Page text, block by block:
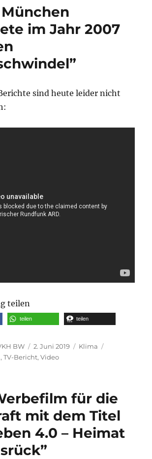
im Jahr 2007
sind heute leider nicht
teilen
teilen teilen
BW
Veröffentlicht
am
2. Juni 2019 Kategorien
Klima
,TV-Bericht,Video
für die
mit dem Titel
4.0 – Heimat